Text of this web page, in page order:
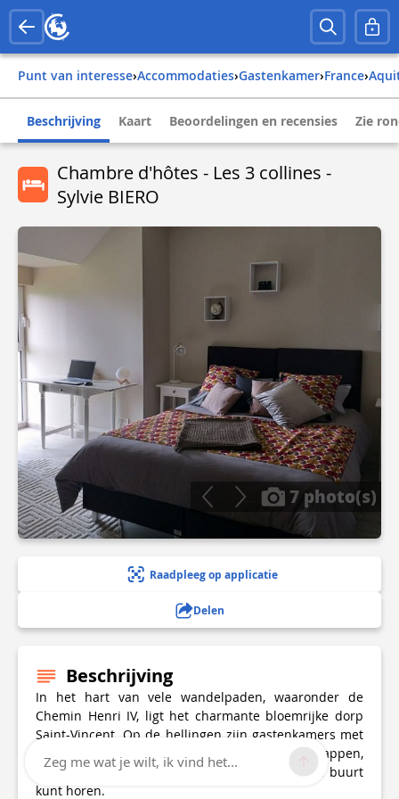
Punt van interesse› Accommodaties› Gastenkamer› france›
Beschrijving Kaart Beoordelingen en recensies Zie
Chambre d'hôtes - Les 3 collines -
Sylvie BIERO
7 photo(s)
Raadpleeg op applicatie
Delen
Beschrijving
In het hart van vele wandelpaden, waaronder de
Chemin Henri IV, ligt het charmante bloemrijke dorp
Saint-Vincent. Op de hellingen zijn gastenkamers met
uitzicht op de vallei en de uitgestrekte landschappen,
van waaruit u het hinniken van paarden in de buurt
kunt horen.
Zeg me wat je wilt, ik vind het...